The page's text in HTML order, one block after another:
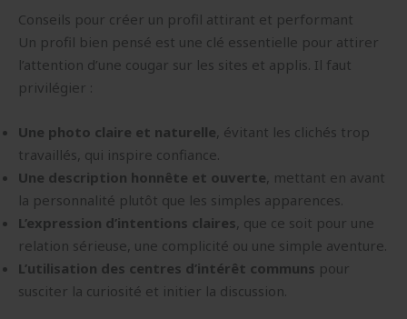
Conseils pour créer un profil attirant et performant
Un profil bien pensé est une clé essentielle pour attirer
l’attention d’une cougar sur les sites et applis. Il faut
privilégier :
Une photo claire et naturelle , évitant les clichés trop
travaillés, qui inspire confiance.
Une description honnête et ouverte , mettant en avant
la personnalité plutôt que les simples apparences.
L’expression d’intentions claires , que ce soit pour une
relation sérieuse, une complicité ou une simple aventure.
L’utilisation des centres d’intérêt communs pour
susciter la curiosité et initier la discussion.